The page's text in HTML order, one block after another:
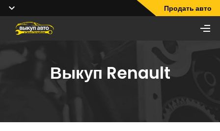
Продать авто
Выкуп Renault